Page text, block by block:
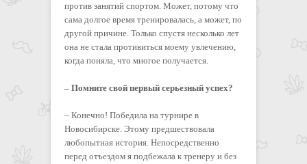
против занятий спортом. Может, потому что
сама долгое время тренировалась, а может, по
другой причине. Только спустя несколько лет
она не стала противиться моему увлечению,
когда поняла, что многое получается.
– Помните свой первый серьезный успех?
– Конечно! Победила на турнире в
Новосибирске. Этому предшествовала
любопытная история. Непосредственно
перед отъездом я подбежала к тренеру и без